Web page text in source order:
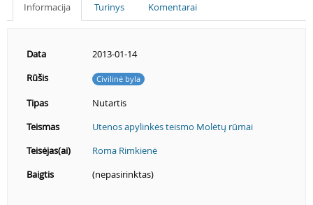
Informacija Turinys Komentarai
Data
2013-01-14
Rūšis
Civilinė byla
Tipas
Nutartis
Teismas
Utenos apylinkės teismo Molėtų rūmai
Teisėjas(ai)
Roma Rimkienė
Baigtis
(nepasirinktas)